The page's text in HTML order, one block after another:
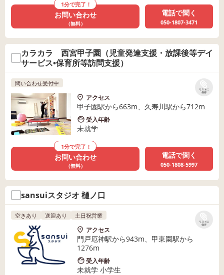
1分で完了！
お問い合わせ
（無料）
電話で聞く
050-1807-3471
カラカラ 西宮甲子園（児童発達支援・放課後等デイ
サービス•保育所等訪問支援）
リストに
保存
問い合わせ受付中
アクセス
甲子園駅から663m、久寿川駅から712m
受入年齢
未就学
1分で完了！
お問い合わせ
（無料）
電話で聞く
050-1808-5997
sansuiスタジオ 樋ノ口
リストに
保存
空きあり 送迎あり 土日祝営業
アクセス
門戸厄神駅から943m、甲東園駅から
1276m
受入年齢
未就学 小学生